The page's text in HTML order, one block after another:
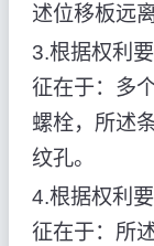
述位移板远
3.根据权利
征在于：多
螺栓，所述
纹孔。
4.根据权利
征在于：所